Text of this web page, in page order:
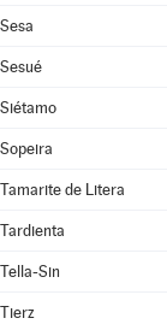
Sesa
Sesué
Siétamo
Sopeira
Tamarite de Litera
Tardienta
Tella-Sin
Tierz